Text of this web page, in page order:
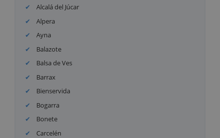
Alcalá del Júcar
Alpera
Ayna
Balazote
Balsa de Ves
Barrax
Bienservida
Bogarra
Bonete
Carcelén